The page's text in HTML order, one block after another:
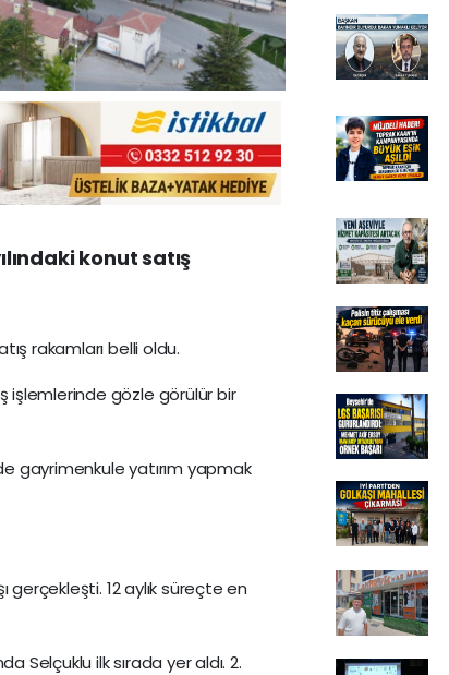
konut satış
rakamları belli oldu.
işlemlerinde gözle görülür bir
gayrimenkule yatırım yapmak
gerçekleşti. 12 aylık süreçte en
Selçuklu ilk sırada yer aldı. 2.